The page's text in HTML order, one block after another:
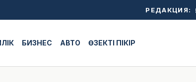
РЕДАКЦИЯ:
БИЗНЕС АВТО ӨЗЕКТІ ПІКІР